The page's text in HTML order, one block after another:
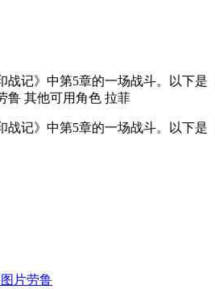
战记》中第5章的一场战斗。以下
鲁 其他可用角色 拉菲
战记》中第5章的一场战斗。以下
劳鲁